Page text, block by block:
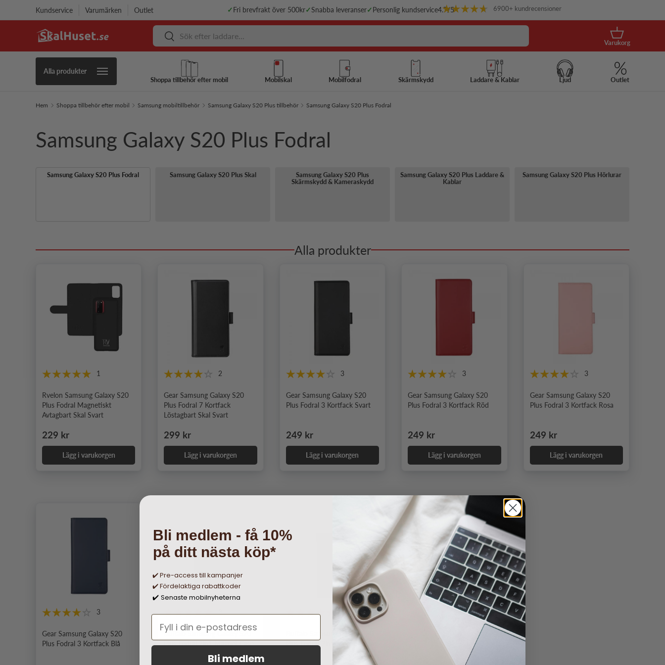
Kundservice Varumärken Outlet ✓ Fri brevfrakt över 500kr✓Snabba leveranser✓ Personlig kundservice4.7/5 6900+ kundrecensioner
Sök Sök
Korg
Varukorg
Alla produkter
Shoppa tillbehör efter mobil Mobilskal Mobilfodral Skärmskydd Laddare & Kablar Ljud Outlet
Hem Shoppa tillbehör efter mobil Samsung mobiltillbehör Samsung Galaxy S20 Plus tillbehör Samsung Galaxy S20 Plus Fodral
Samsung Galaxy S20 Plus Fodral
Samsung Galaxy S20 Plus Fodral Samsung Galaxy S20 Plus Skal
Samsung Galaxy S20 Plus
Skärmskydd & Kameraskydd
Samsung Galaxy S20 Plus Laddare &
Kablar
Samsung Galaxy S20 Plus Hörlurar
Alla produkter
1
Rvelon Samsung Galaxy S20
Plus Fodral Magnetiskt
Avtagbart Skal Svart
Ordinarie pris
229 kr
Lägg i varukorgen
2
Gear Samsung Galaxy S20
Plus Fodral 7 Kortfack
Löstagbart Skal Svart
Ordinarie pris
299 kr
Lägg i varukorgen
3
Gear Samsung Galaxy S20
Plus Fodral 3 Kortfack Svart
Ordinarie pris
249 kr
Lägg i varukorgen
3
Gear Samsung Galaxy S20
Plus Fodral 3 Kortfack Röd
Ordinarie pris
249 kr
Lägg i varukorgen
3
Gear Samsung Galaxy S20
Plus Fodral 3 Kortfack Rosa
Ordinarie pris
249 kr
Lägg i varukorgen
3
Gear Samsung Galaxy S20
Plus Fodral 3 Kortfack Blå
Buffalo Samsung Galaxy S20
Plus Fodral 2in1 Magnet Case
3
Buffalo Samsung Galaxy S20
Plus Fodral 2in1 Magnet Case
Bli medlem - få 10%
på ditt nästa köp*
✔️ Pre-access till kampanjer
✔️ Fördelaktiga rabattkoder
✔️ Senaste mobilnyheterna
Bli medlem